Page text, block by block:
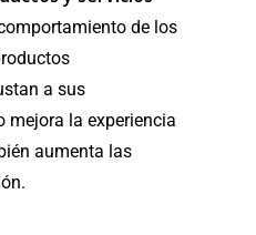
de los
a sus
mejora la experiencia
aumenta las